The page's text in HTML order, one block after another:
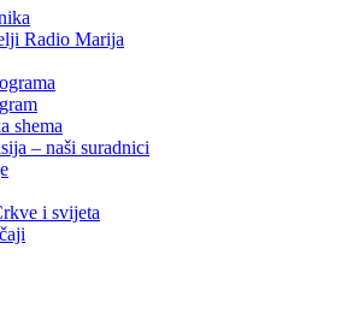
Radio Marija
shema
– naši suradnici
i svijeta